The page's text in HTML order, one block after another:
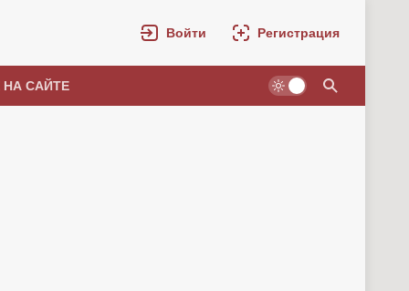
Войти Регистрация
САЙТЕ